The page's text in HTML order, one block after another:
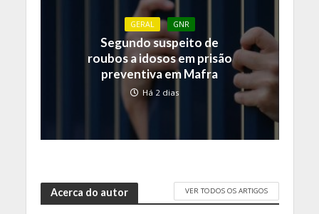
GERAL GNR
Segundo suspeito de
roubos a idosos em prisão
preventiva em Mafra
Há 2 dias
Acerca do autor VER TODOS OS ARTIGOS